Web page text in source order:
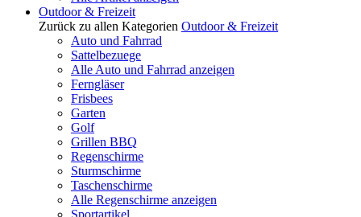
Outdoor & Freizeit
Zurück zu allen Kategorien Outdoor & Freizeit
Auto und Fahrrad
Sattelbezuege
Alle Auto und Fahrrad anzeigen
Ferngläser
Frisbees
Garten
Golf
Grillen BBQ
Regenschirme
Sturmschirme
Taschenschirme
Alle Regenschirme anzeigen
Sportartikel